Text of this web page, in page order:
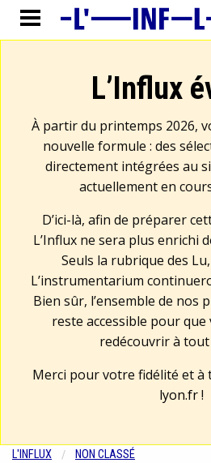
L’Influx
À partir du printemps 2026,
nouvelle formule : des
directement intégrées au
actuellement en
D’ici-là, afin de préparer
L’Influx ne sera plus enrichi
Seuls la rubrique des
L’instrumentarium
Bien sûr, l’ensemble de nos
reste accessible pour que
redécouvrir à
Merci pour votre fidélité et
lyon.fr!
L'INFLUX NON CLASSÉ